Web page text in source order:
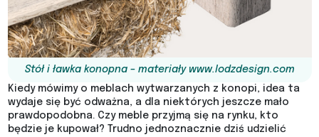
Stół i ławka konopna – materiały www.lodzdesign.com
Kiedy mówimy o meblach wytwarzanych z konopi, idea ta
wydaje się być odważna, a dla niektórych jeszcze mało
prawdopodobna. Czy meble przyjmą się na rynku, kto
będzie je kupował? Trudno jednoznacznie dziś udzielić